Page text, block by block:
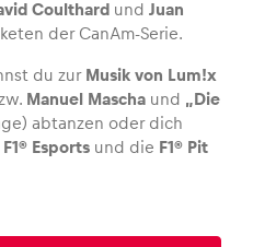
Coulthard und Juan
der CanAm-Serie.
du zur Musik von Lum!x
Manuel Mascha und „Die
abtanzen oder dich
F1® Esports und die F1® Pit